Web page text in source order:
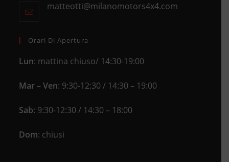
your
matteotti@milanomotors4x4.comOpens
Orari Di Apertura
Lun: mattina chiuso/ 14:30-19:00
Mar – Ven: 9:30-12:30 / 14:30 – 19:00
Sab: 9:30-12:30 / 14:30 – 18:00
Dom: chiusi